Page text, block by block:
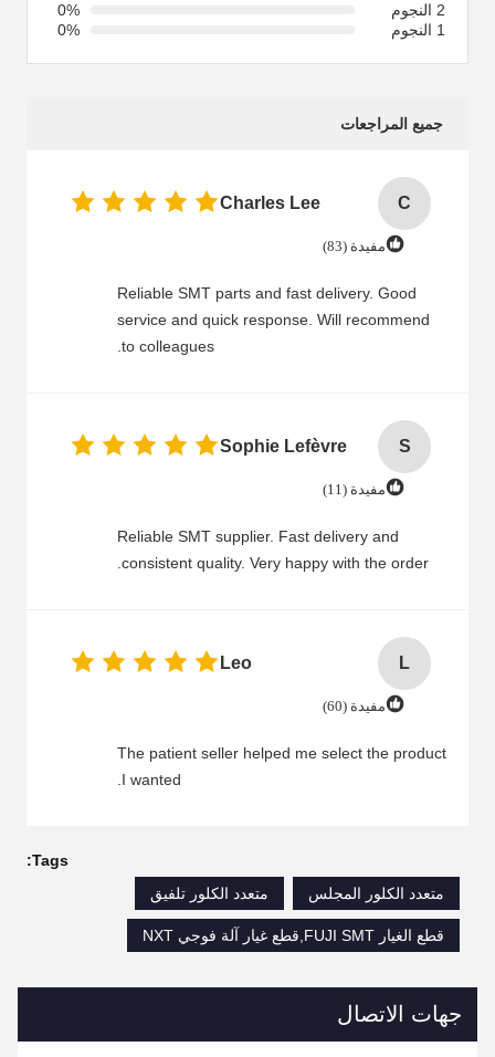
2 النجوم
0%
1 النجوم
0%
جميع المراجعات
C
Charles Lee
مفيدة (83)
Reliable SMT parts and fast delivery. Good
service and quick response. Will recommend
to colleagues.
S
Sophie Lefèvre
مفيدة (11)
Reliable SMT supplier. Fast delivery and
consistent quality. Very happy with the order.
L
Leo
مفيدة (60)
The patient seller helped me select the product
I wanted.
Tags:
متعدد الكلور المجلس
متعدد الكلور تلفيق
قطع الغيار FUJI SMT,قطع غيار آلة فوجي NXT
جهات الاتصال